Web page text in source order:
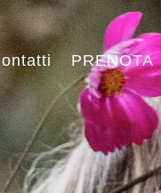
PRENOTA